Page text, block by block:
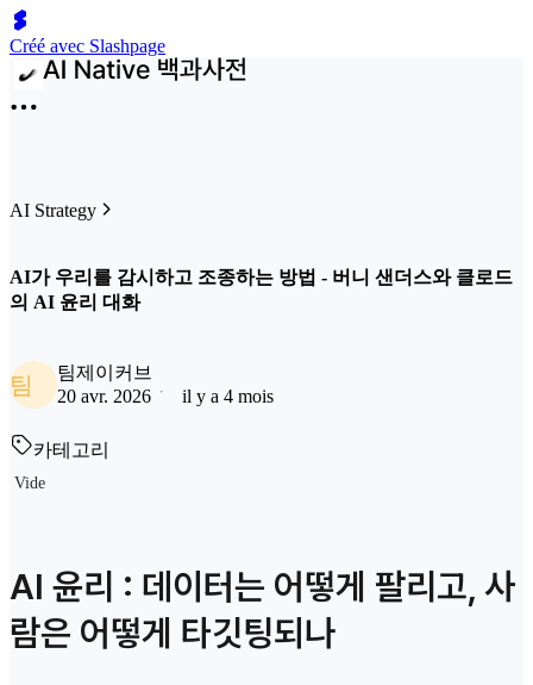
Créé avec Slashpage
AI Strategy
AI가 우리를 감시하고 조종하는 방법 - 버니 샌더스와 클로드
의 AI 윤리 대화
팀
팀제이커브
20 avr. 2026
il y a 4 mois
카테고리
Vide
AI 윤리 : 데이터는 어떻게 팔리고, 사
람은 어떻게 타깃팅되나